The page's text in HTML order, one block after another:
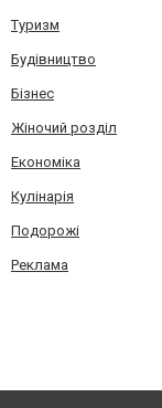
Туризм
Будівництво
Бізнес
Жіночий розділ
Економіка
Кулінарія
Подорожі
Реклама